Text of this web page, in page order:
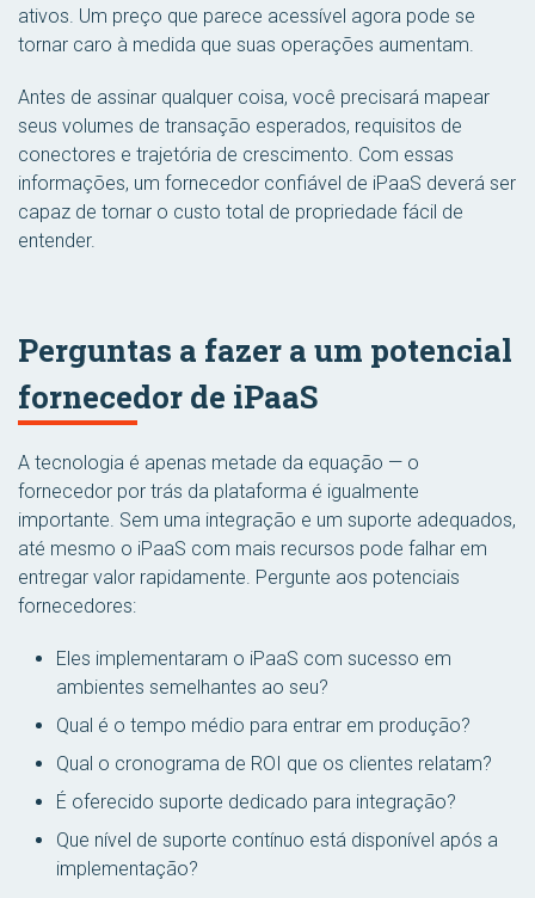
ativos. Um preço que parece acessível agora pode se
tornar caro à medida que suas operações aumentam.
Antes de assinar qualquer coisa, você precisará mapear
seus volumes de transação esperados, requisitos de
conectores e trajetória de crescimento. Com essas
informações, um fornecedor confiável de iPaaS deverá ser
capaz de tornar o custo total de propriedade fácil de
entender.
Perguntas a fazer a um potencial
fornecedor de iPaaS
A tecnologia é apenas metade da equação — o
fornecedor por trás da plataforma é igualmente
importante. Sem uma integração e um suporte adequados,
até mesmo o iPaaS com mais recursos pode falhar em
entregar valor rapidamente. Pergunte aos potenciais
fornecedores:
Eles implementaram o iPaaS com sucesso em
ambientes semelhantes ao seu?
Qual é o tempo médio para entrar em produção?
Qual o cronograma de ROI que os clientes relatam?
É oferecido suporte dedicado para integração?
Que nível de suporte contínuo está disponível após a
implementação?